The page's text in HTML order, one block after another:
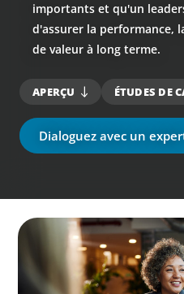
importants et qu'un
d'assurer la performance,
de valeur à long terme.
APERÇU ÉTUDES DE
Dialoguez avec un